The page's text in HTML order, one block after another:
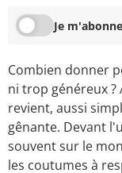
Je
Combien donner
ni trop généreux ?
revient, aussi
gênante. Devant
souvent sur le
les coutumes à